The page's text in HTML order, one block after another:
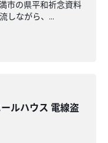
市の県平和祈念資料
しながら、...
ルハウス 電線盗